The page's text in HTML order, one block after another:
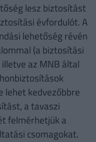
lesz biztosítást
évfordulót. A
lehetőség révén
(a biztosítási
az MNB által
lehet kedvezőbbre
a tavaszi
felmérhetjük a
csomagokat.